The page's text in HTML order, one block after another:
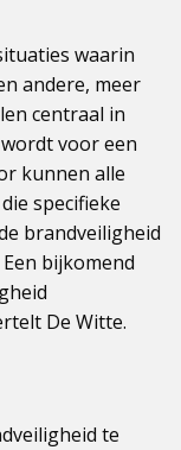
waarin
andere, meer
centraal in
voor een
kunnen alle
specifieke
brandveiligheid
bijkomend
De Witte.
te